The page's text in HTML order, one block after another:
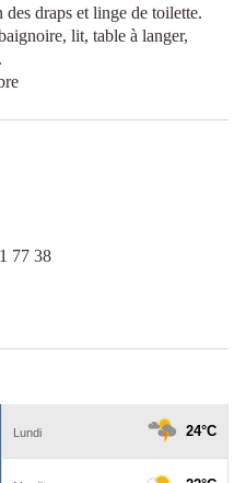
draps et linge de toilette.
lit, table à langer,
77 38